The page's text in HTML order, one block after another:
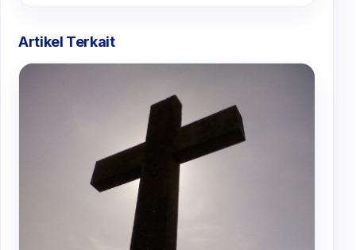
Artikel Terkait